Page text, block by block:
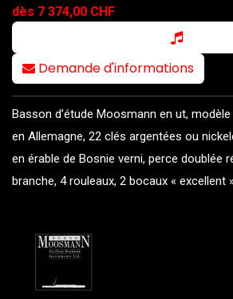
dès 7 374,00 CHF
Demande d'informations
Basson d’étude Moosmann en ut,
en Allemagne, 22 clés argentées ou
en érable de Bosnie verni, perce doublée
branche, 4 rouleaux, 2 bocaux « excellent